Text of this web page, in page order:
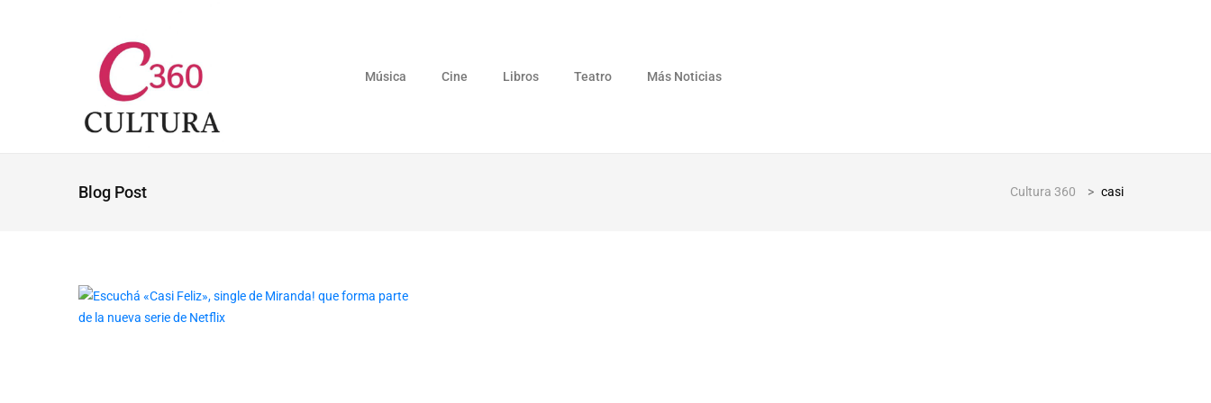
Música Cine Libros Teatro Más Noticias
Blog Post Cultura 360 > casi